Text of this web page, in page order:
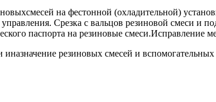
на фестонной (охладительной)
Срезка с вальцов резиновой смеси и
паспорта на резиновые смеси.Исправление
резиновых смесей и